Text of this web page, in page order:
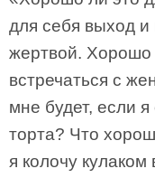
для себя выход
жертвой. Хорошо
встречаться с
мне будет, если
торта? Что
я колочу